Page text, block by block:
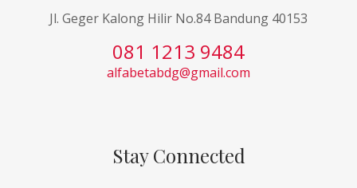
Jl. Geger Kalong Hilir No.84 Bandung 40153
081 1213 9484
alfabetabdg@gmail.com
Stay Connected